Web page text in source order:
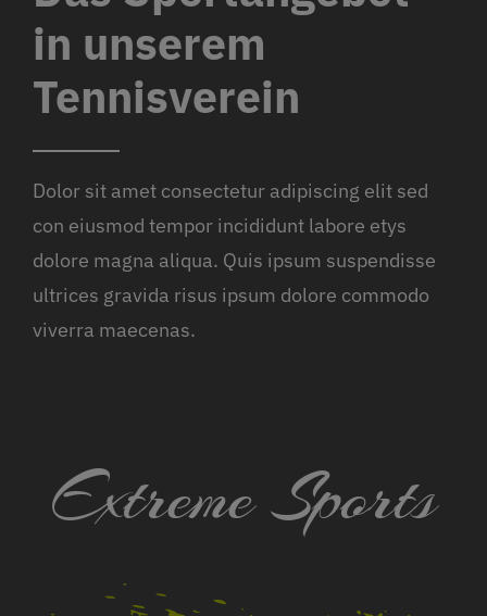
in unserem
Tennisverein
Dolor sit amet consectetur adipiscing elit sed
con eiusmod tempor incididunt labore etys
dolore magna aliqua. Quis ipsum suspendisse
ultrices gravida risus ipsum dolore commodo
viverra maecenas.
Extreme Sports